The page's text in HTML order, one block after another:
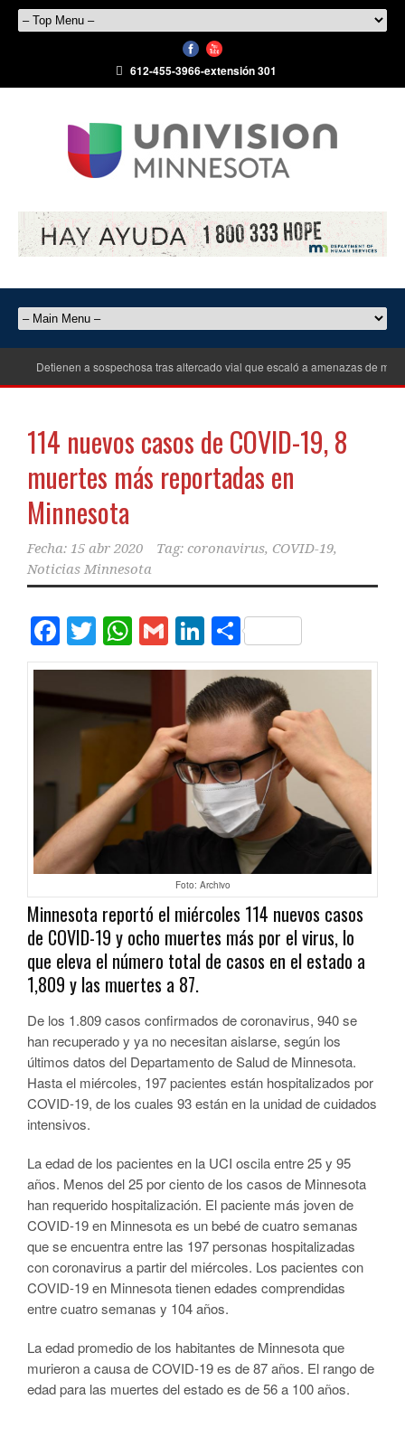
612-455-3966-extensión 301
Detienen a sospechosa tras altercado vial que escaló a amenazas de muerte
114 nuevos casos de COVID-19, 8
muertes más reportadas en
Minnesota
Fecha: 15 abr 2020 Tag: coronavirus, COVID-19,
Noticias Minnesota
Facebook
Twitter
WhatsApp
GmailLinkedIn
Compartir
Foto: Archivo
Minnesota reportó el miércoles 114 nuevos casos
de COVID-19 y ocho muertes más por el virus, lo
que eleva el número total de casos en el estado a
1,809 y las muertes a 87.
De los 1.809 casos confirmados de coronavirus, 940 se
han recuperado y ya no necesitan aislarse, según los
últimos datos del Departamento de Salud de Minnesota.
Hasta el miércoles, 197 pacientes están hospitalizados por
COVID-19, de los cuales 93 están en la unidad de cuidados
intensivos.
La edad de los pacientes en la UCI oscila entre 25 y 95
años. Menos del 25 por ciento de los casos de Minnesota
han requerido hospitalización. El paciente más joven de
COVID-19 en Minnesota es un bebé de cuatro semanas
que se encuentra entre las 197 personas hospitalizadas
con coronavirus a partir del miércoles. Los pacientes con
COVID-19 en Minnesota tienen edades comprendidas
entre cuatro semanas y 104 años.
La edad promedio de los habitantes de Minnesota que
murieron a causa de COVID-19 es de 87 años. El rango de
edad para las muertes del estado es de 56 a 100 años.